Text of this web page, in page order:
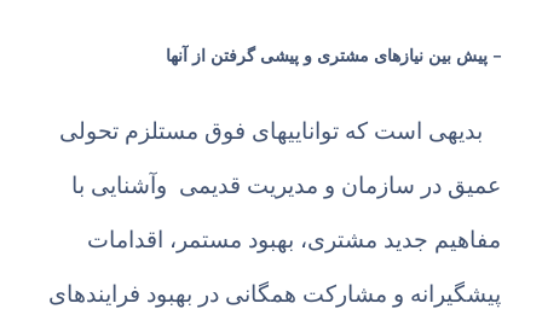
- پیش بین نیازهای مشتری و پیشی گرفتن از آنها
بدیهی است که تواناییهای فوق مستلزم تحولی
عمیق در سازمان و مدیریت قدیمی وآشنایی با
مفاهیم جدید مشتری، بهبود مستمر، اقدامات
پیشگیرانه و مشارکت همگانی در بهبود فرایندهای